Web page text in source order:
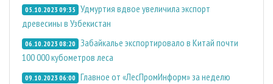
05.10.2023 09:35 Удмуртия вдвое увеличила экспорт
древесины в Узбекистан
06.10.2023 08:20 Забайкалье экспортировало в Китай почти
100 000 кубометров леса
09.10.2023 06:00 Главное от «ЛесПромИнформ» за неделю